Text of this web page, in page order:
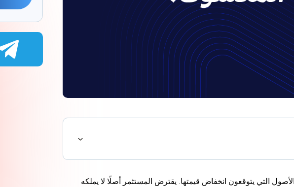
التي يتوقعون انخفاض قيمتها. يقترض المستثمر أصلًا لا يملكه